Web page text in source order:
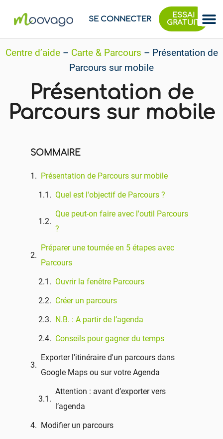
SE CONNECTER
ESSAI
GRATUIT
Centre d’aide– Carte & Parcours – Présentation de
Parcours sur mobile
Présentation de
Parcours sur mobile
SOMMAIRE
Présentation de Parcours sur mobile
Quel est l'objectif de Parcours ?
Que peut-on faire avec l'outil Parcours
?
Préparer une tournée en 5 étapes avec
Parcours
Ouvrir la fenêtre Parcours
Créer un parcours
N.B. : A partir de l’agenda
Conseils pour gagner du temps
Exporter l'itinéraire d'un parcours dans
Google Maps ou sur votre Agenda
Attention : avant d’exporter vers
l’agenda
Modifier un parcours